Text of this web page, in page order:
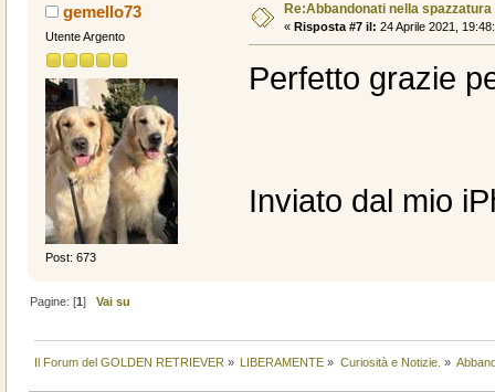
gemello73
Utente Argento
Post: 673
Re:Abbandonati nella spazzatura
« Risposta #7 il: 24 Aprile 2021,
Perfetto grazie
Inviato dal mio
Pagine: [1]Vai su
Il Forum del GOLDEN RETRIEVER » LIBERAMENTE » Curiosità e Notizie. »